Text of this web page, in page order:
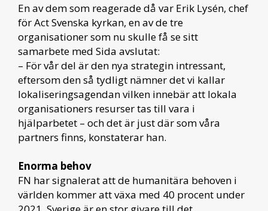
En av dem som reagerade då var Erik Lysén, chef
för Act Svenska kyrkan, en av de tre
organisationer som nu skulle få se sitt
samarbete med Sida avslutat:
– För vår del är den nya strategin intressant,
eftersom den så tydligt nämner det vi kallar
lokaliseringsagendan vilken innebär att lokala
organisationers resurser tas till vara i
hjälparbetet – och det är just där som våra
partners finns, konstaterar han.
Enorma behov
FN har signalerat att de humanitära behoven i
världen kommer att växa med 40 procent under